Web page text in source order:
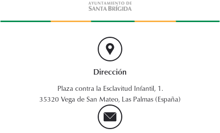
Dirección
Plaza contra la Esclavitud Infantil, 1.
35320 Vega de San Mateo, Las Palmas (España)